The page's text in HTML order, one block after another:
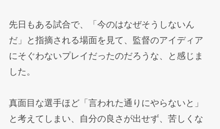
先日もある試合で、「今のはなぜそうしないん
だ」と指摘される場面を見て、監督のアイディア
にそぐわないプレイだったのだろうな、と感じま
した。
真面目な選手ほど「言われた通りにやらないと」
と考えてしまい、自分の良さが出せず、苦しくな